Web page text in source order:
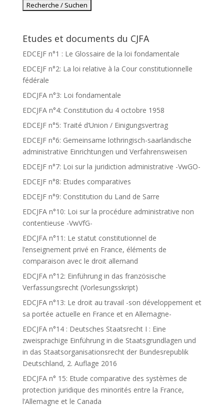
Etudes et documents du CJFA
EDCEJF n°1 : Le Glossaire de la loi fondamentale
EDCEJF n°2: La loi relative à la Cour constitutionnelle
fédérale
EDCJFA n°3: Loi fondamentale
EDCJFA n°4: Constitution du 4 octobre 1958
EDCEJF n°5: Traité d’Union / Einigungsvertrag
EDCEJF n°6: Gemeinsame lothringisch-saarländische
administrative Einrichtungen und Verfahrensweisen
EDCEJF n°7: Loi sur la juridiction administrative -VwGO-
EDCEJF n°8: Etudes comparatives
EDCEJF n°9: Constitution du Land de Sarre
EDCJFA n°10: Loi sur la procédure administrative non
contentieuse -VwVfG-
EDCJFA n°11: Le statut constitutionnel de
l’enseignement privé en France, éléments de
comparaison avec le droit allemand
EDCJFA n°12: Einführung in das französische
Verfassungsrecht (Vorlesungsskript)
EDCJFA n°13: Le droit au travail -son développement et
sa portée actuelle en France et en Allemagne-
EDCJFA n°14 : Deutsches Staatsrecht I : Eine
zweisprachige Einführung in die Staatsgrundlagen und
in das Staatsorganisationsrecht der Bundesrepublik
Deutschland, 2. Auflage 2016
EDCJFA n° 15: Etude comparative des systèmes de
protection juridique des minorités entre la France,
l’Allemagne et le Canada